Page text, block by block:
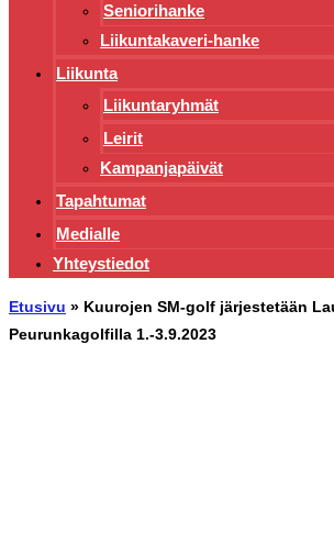
Seniorihanke
Liikuntakaveri-hanke
Liikunta
Liikuntaryhmät
Leirit
Kampanjapäivät
Tapahtumat
Medialle
Yhteystiedot
Etusivu » Kuurojen SM-golf järjestetään
Peurunkagolfilla 1.-3.9.2023